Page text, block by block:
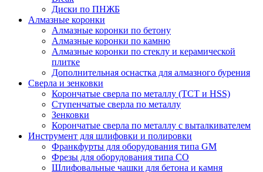
Диски по ПНЖБ
Алмазные коронки
Алмазные коронки по бетону
Алмазные коронки по камню
Алмазные коронки по стеклу и керамической
плитке
Дополнительная оснастка для алмазного бурения
Сверла и зенковки
Корончатые сверла по металлу (TCT и HSS)
Ступенчатые сверла по металлу
Зенковки
Корончатые сверла по металлу c выталкивателем
Инструмент для шлифовки и полировки
Франкфурты для оборудования типа GM
Фрезы для оборудования типа СО
Шлифовальные чашки для бетона и камня